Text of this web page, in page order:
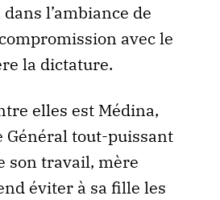
l’ambiance de
avec le
la dictature.
elles est Médina,
Général tout-puissant
son travail, mère
éviter à sa fille les